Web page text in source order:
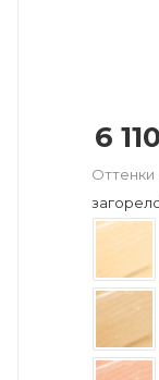
6 110
Оттенки